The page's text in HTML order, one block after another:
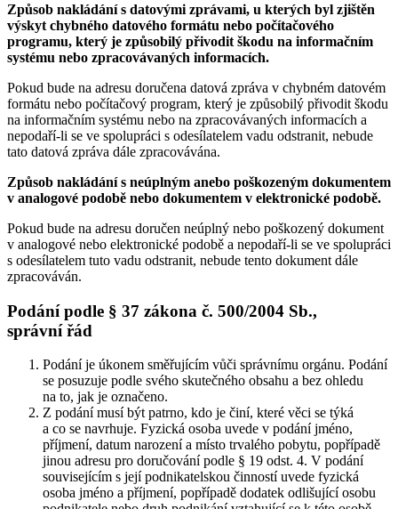
Způsob nakládání s datovými zprávami, u kterých byl zjištěn
výskyt chybného datového formátu nebo počítačového
programu, který je způsobilý přivodit škodu na informačním
systému nebo zpracovávaných informacích.
Pokud bude na adresu doručena datová zpráva v chybném datovém
formátu nebo počítačový program, který je způsobilý přivodit škodu
na informačním systému nebo na zpracovávaných informacích a
nepodaří-li se ve spolupráci s odesílatelem vadu odstranit, nebude
tato datová zpráva dále zpracovávána.
Způsob nakládání s neúplným anebo poškozeným dokumentem
v analogové podobě nebo dokumentem v elektronické podobě.
Pokud bude na adresu doručen neúplný nebo poškozený dokument
v analogové nebo elektronické podobě a nepodaří-li se ve spolupráci
s odesílatelem tuto vadu odstranit, nebude tento dokument dále
zpracováván.
Podání podle § 37 zákona č. 500/2004 Sb.,
správní řád
Podání je úkonem směřujícím vůči správnímu orgánu. Podání
se posuzuje podle svého skutečného obsahu a bez ohledu
na to, jak je označeno.
Z podání musí být patrno, kdo je činí, které věci se týká
a co se navrhuje. Fyzická osoba uvede v podání jméno,
příjmení, datum narození a místo trvalého pobytu, popřípadě
jinou adresu pro doručování podle § 19 odst. 4. V podání
souvisejícím s její podnikatelskou činností uvede fyzická
osoba jméno a příjmení, popřípadě dodatek odlišující osobu